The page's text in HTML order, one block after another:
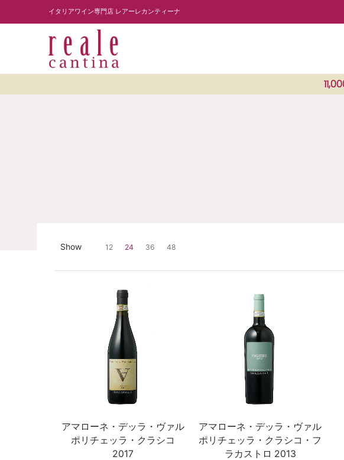
Skip to Main Content商品を探す
イタリアワイン専門店 レアーレカンティーナ
Skip to Main Content
Show 12 24 36 48
アマローネ・デッラ・ヴァル
ポリチェッラ・クラシコ
2017
アマローネ・デッラ・ヴァル
ポリチェッラ・クラシコ・フ
ラカストロ 2013